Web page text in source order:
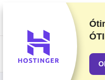
Classificamos os fornecedores
rigorosos, mas também levamos
nossos acordos comerciais com
de afiliados.
Divulgação de